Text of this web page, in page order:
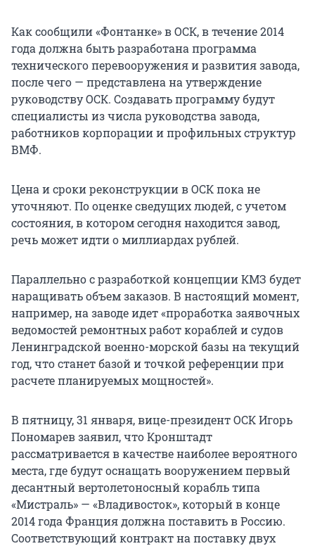
Как сообщили «Фонтанке» в ОСК, в течение 2014
года должна быть разработана программа
технического перевооружения и развития завода,
после чего — представлена на утверждение
руководству ОСК. Создавать программу будут
специалисты из числа руководства завода,
работников корпорации и профильных структур
ВМФ.
Цена и сроки реконструкции в ОСК пока не
уточняют. По оценке сведущих людей, с учетом
состояния, в котором сегодня находится завод,
речь может идти о миллиардах рублей.
Параллельно с разработкой концепции КМЗ будет
наращивать объем заказов. В настоящий момент,
например, на заводе идет «проработка заявочных
ведомостей ремонтных работ кораблей и судов
Ленинградской военно-морской базы на текущий
год, что станет базой и точкой референции при
расчете планируемых мощностей».
В пятницу, 31 января, вице-президент ОСК Игорь
Пономарев заявил, что Кронштадт
рассматривается в качестве наиболее вероятного
места, где будут оснащать вооружением первый
десантный вертолетоносный корабль типа
«Мистраль» — «Владивосток», который в конце
2014 года Франция должна поставить в Россию.
Соответствующий контракт на поставку двух